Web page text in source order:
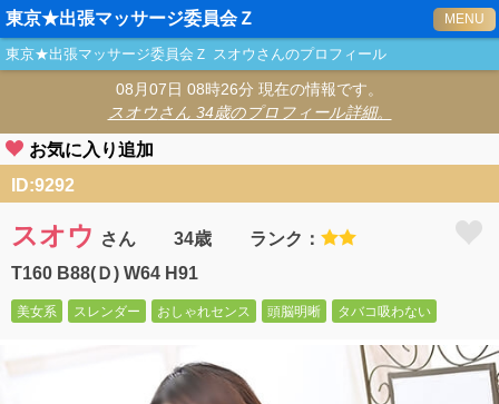
東京★出張マッサージ委員会Ｚ MENU
東京★出張マッサージ委員会Ｚ スオウ さんのプロフィール
08月07日 08時26分 現在の情報です。
スオウさん 34歳のプロフィール詳細。
お気に入り追加
ID:9292
スオウ さん 34歳
ランク：
T160 B88(Ｄ) W64 H91
美女系 スレンダー おしゃれセンス 頭脳明晰 タバコ吸わない